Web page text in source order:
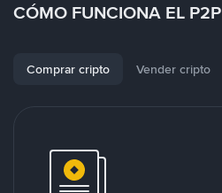
CÓMO FUNCIONA EL P2P
Comprar cripto Vender cripto